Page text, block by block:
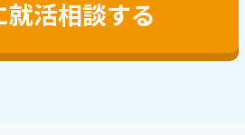
就活相談する